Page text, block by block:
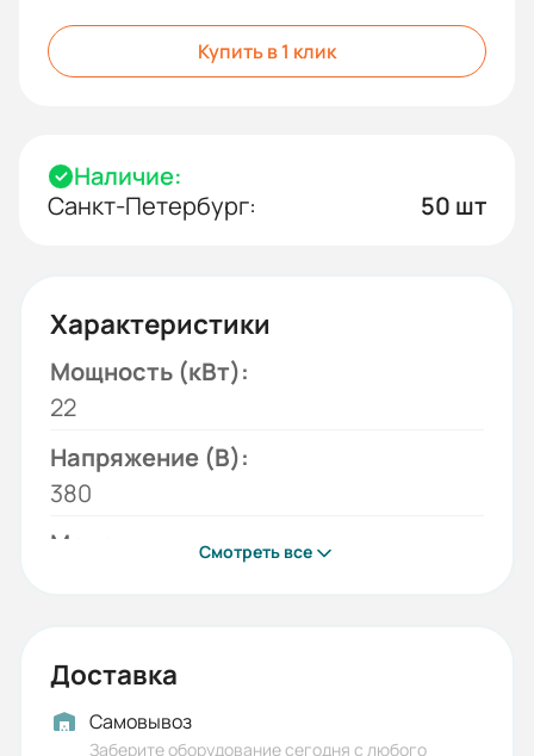
Купить в 1 клик
Наличие:
Санкт-Петербург:
50 шт
Характеристики
Мощность (кВт):
22
Напряжение (В):
380
Модель:
ESQ-F790
Бренд:
Смотреть все
Доставка
Самовывоз
Заберите оборудование сегодня с любого